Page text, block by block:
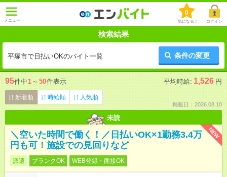
メニュー
0
気になる！ ログイン
検索結果
平塚市で日払いOKのバイト一覧 条件の変更
95件中1 ～ 50件表示 平均時給: 1,526 円
新着順 時給順 人気順
掲載日：2026.08.10
未読
NEW
＼空いた時間で働く！／日払いOK×1勤務3.4万
円も可！施設での見回りなど
派遣 ブランクOK WEB登録・面接OK